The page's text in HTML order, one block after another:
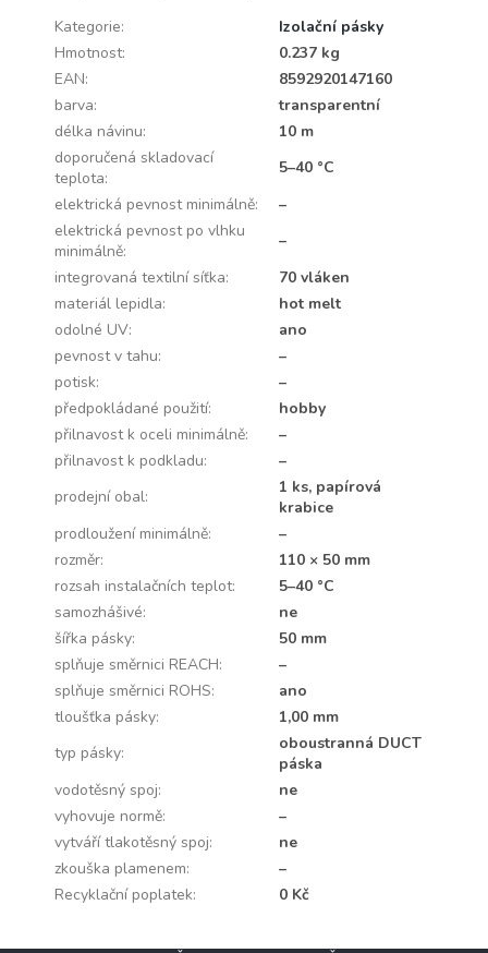
Kategorie:
Izolační pásky
Hmotnost:
0.237 kg
EAN:
8592920147160
barva:
transparentní
délka návinu:
10 m
doporučená skladovací
teplota:
5–40 °C
elektrická pevnost minimálně:
–
elektrická pevnost po vlhku
minimálně:
–
integrovaná textilní síťka:
70 vláken
materiál lepidla:
hot melt
odolné UV:
ano
pevnost v tahu:
–
potisk:
–
předpokládané použití:
hobby
přilnavost k oceli minimálně:
–
přilnavost k podkladu:
–
prodejní obal:
1 ks, papírová
krabice
prodloužení minimálně:
–
rozměr:
110 × 50 mm
rozsah instalačních teplot:
5–40 °C
samozhášivé:
ne
šířka pásky:
50 mm
splňuje směrnici REACH:
–
splňuje směrnici ROHS:
ano
tloušťka pásky:
1,00 mm
typ pásky:
oboustranná DUCT
páska
vodotěsný spoj:
ne
vyhovuje normě:
–
vytváří tlakotěsný spoj:
ne
zkouška plamenem:
–
Recyklační poplatek: 0 Kč